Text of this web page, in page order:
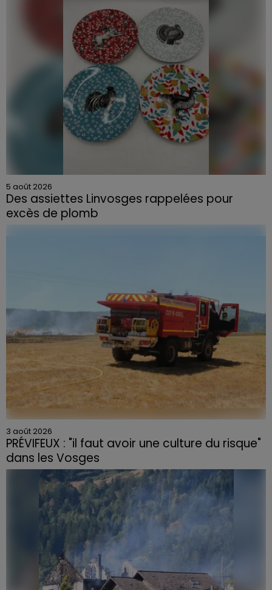
5 août 2026
Des assiettes Linvosges rappelées pour
excès de plomb
Du plomb a été détecté dans deux assiettes en
3 août 2026
PRÉVIFEUX : "il faut avoir une culture du risque"
dans les Vosges